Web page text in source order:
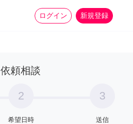
ログイン 新規登録
家事 more_horiz
依頼相談
2
希望日時
3
送信